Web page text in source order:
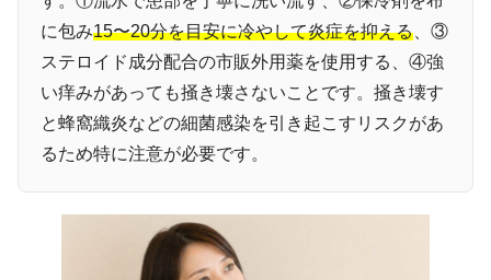
に包み15〜20分を目安に冷やして炎症を抑える 、③
ステロイド成分配合の市販外用薬を使用する、④強
い痒みがあっても掻き壊さないことです。掻き壊す
と蜂窩織炎などの細菌感染を引き起こすリスクがあ
るため特に注意が必要です。